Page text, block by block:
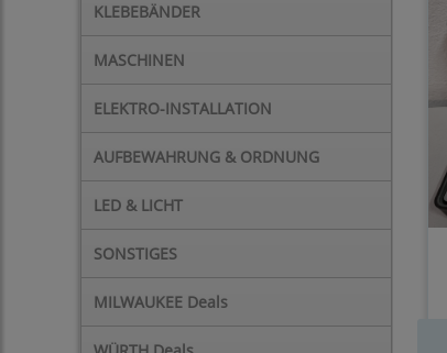
KLEBEBÄNDER
MASCHINEN
ELEKTRO-INSTALLATION
AUFBEWAHRUNG & ORDNUNG
LED & LICHT
SONSTIGES
MILWAUKEE Deals